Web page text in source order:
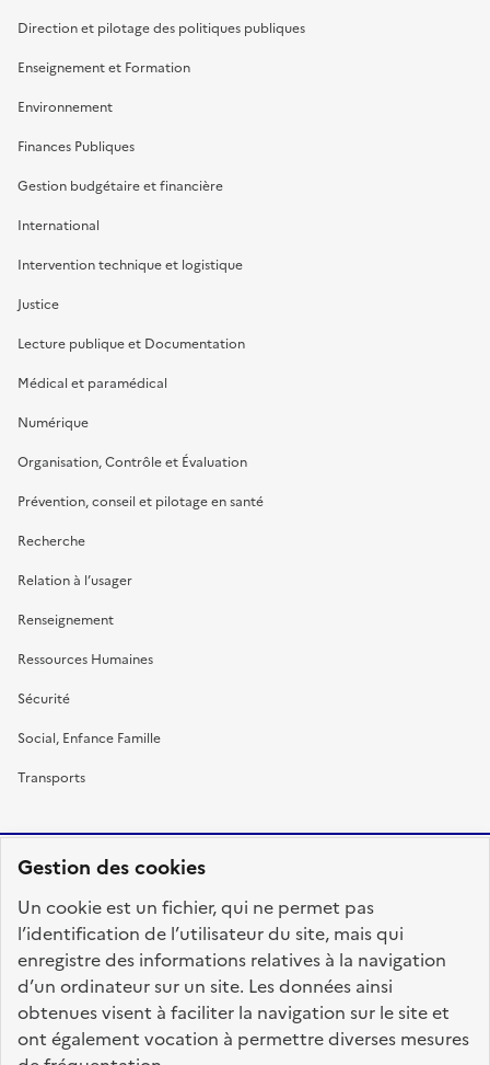
Gestion des cookies
Un cookie est un fichier, qui ne permet pas
l’identification de l’utilisateur du site, mais qui
enregistre des informations relatives à la navigation
d’un ordinateur sur un site. Les données ainsi
obtenues visent à faciliter la navigation sur le site et
ont également vocation à permettre diverses mesures
Direction et pilotage des politiques publiques
Enseignement et Formation
Environnement
Finances Publiques
Gestion budgétaire et financière
International
Intervention technique et logistique
Justice
Lecture publique et Documentation
Médical et paramédical
Numérique
Organisation, Contrôle et Évaluation
Prévention, conseil et pilotage en santé
Recherche
Relation à l’usager
Renseignement
Ressources Humaines
Sécurité
Social, Enfance Famille
Transports
FRANÇAISE
fonction-publique.gouv.fr
legifrance.gouv.fr